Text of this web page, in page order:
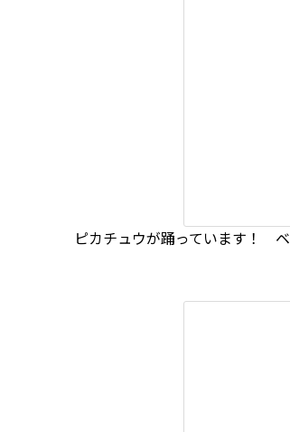
ピカチュウが踊っています！